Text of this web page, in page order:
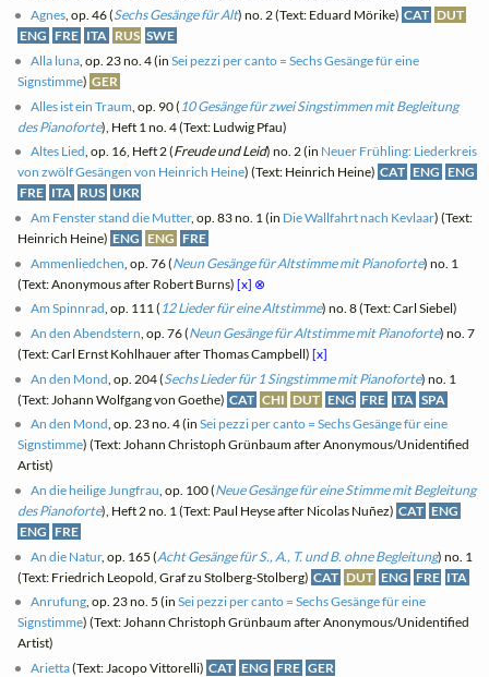
Agnes, op. 46 (Sechs Gesänge für Alt) no. 2 (Text: Eduard Mörike) CAT DUT
ENG FRE ITA RUS SWE
Alla luna , op. 23 no. 4 (inSei pezzi per canto = Sechs Gesänge für eine
Signstimme) GER
Alles ist ein Traum , op. 90 ( 10 Gesänge für zwei Singstimmen mit Begleitung
des Pianoforte), Heft 1 no. 4 (Text: Ludwig Pfau)
Altes Lied, op. 16, Heft 2 (Freude und Leid) no. 2 (in Neuer Frühling: Liederkreis
von zwölf Gesängen von Heinrich Heine) (Text: Heinrich Heine) CAT ENG ENG
FRE ITA RUS UKR
Am Fenster stand die Mutter, op. 83 no. 1 (in Die Wallfahrt nach Kevlaar) (Text:
Heinrich Heine) ENG ENG FRE
Ammenliedchen , op. 76 (Neun Gesänge für Altstimme mit Pianoforte) no. 1
(Text: Anonymous after Robert Burns)[x] ⊗
Am Spinnrad, op. 111 ( 12 Lieder für eine Altstimme) no. 8 (Text: Carl Siebel)
An den Abendstern , op. 76 (Neun Gesänge für Altstimme mit Pianoforte) no. 7
(Text: Carl Ernst Kohlhauer after Thomas Campbell)[x]
An den Mond , op. 204 (Sechs Lieder für 1 Singstimme mit Pianoforte) no. 1
(Text: Johann Wolfgang von Goethe) CAT CHI DUT ENG FRE ITA SPA
An den Mond, op. 23 no. 4 (inSei pezzi per canto = Sechs Gesänge für eine
Signstimme) (Text: Johann Christoph Grünbaum after Anonymous/Unidentified
Artist)
An die heilige Jungfrau , op. 100 (Neue Gesänge für eine Stimme mit Begleitung
des Pianoforte), Heft 2 no. 1 (Text: Paul Heyse after Nicolas Nuñez) CAT ENG
ENG FRE
An die Natur, op. 165 (Acht Gesänge für S., A., T. und B. ohne Begleitung) no. 1
(Text: Friedrich Leopold, Graf zu Stolberg-Stolberg) CAT DUT ENG FRE ITA
Anrufung, op. 23 no. 5 (inSei pezzi per canto = Sechs Gesänge für eine
Signstimme) (Text: Johann Christoph Grünbaum after Anonymous/Unidentified
Artist)
Arietta(Text: Jacopo Vittorelli) CAT ENG FRE GER